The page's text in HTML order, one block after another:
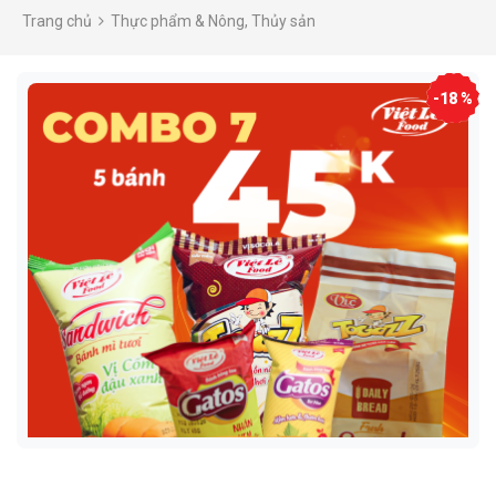
Sản phẩm
Trang chủ Thực phẩm & Nông, Thủy sản
-18 %